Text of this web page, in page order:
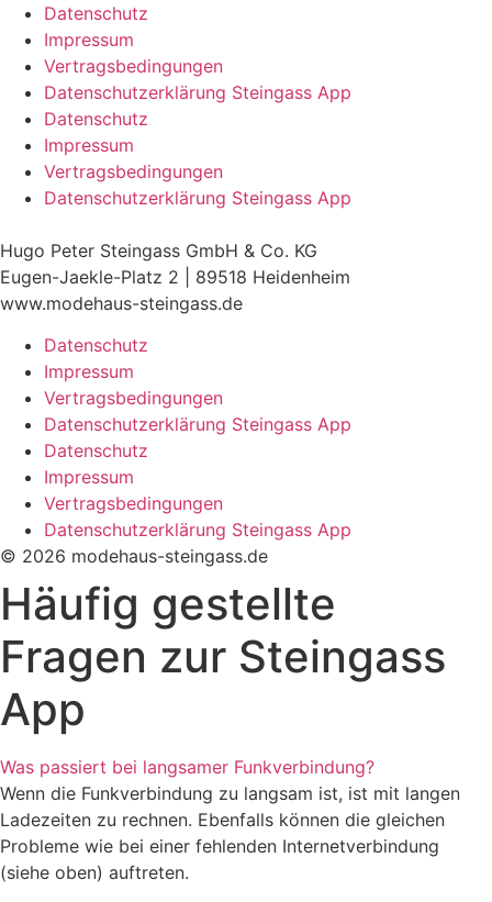
Datenschutz
Impressum
Vertragsbedingungen
Datenschutzerklärung Steingass App
Datenschutz
Impressum
Vertragsbedingungen
Datenschutzerklärung Steingass App
Hugo Peter Steingass GmbH & Co. KG
Eugen-Jaekle-Platz 2 | 89518 Heidenheim
www.modehaus-steingass.de
Datenschutz
Impressum
Vertragsbedingungen
Datenschutzerklärung Steingass App
Datenschutz
Impressum
Vertragsbedingungen
Datenschutzerklärung Steingass App
© 2026 modehaus-steingass.de
Häufig gestellte
Fragen zur Steingass
App
Was passiert bei langsamer Funkverbindung?
Wenn die Funkverbindung zu langsam ist, ist mit langen
Ladezeiten zu rechnen. Ebenfalls können die gleichen
Probleme wie bei einer fehlenden Internetverbindung
(siehe oben) auftreten.